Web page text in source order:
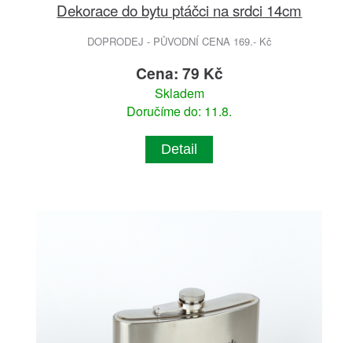
Dekorace do bytu ptáčci na srdci 14cm
DOPRODEJ - PŮVODNÍ CENA 169.- Kč
Cena: 79 Kč
Skladem
Doručíme do: 11.8.
Detail